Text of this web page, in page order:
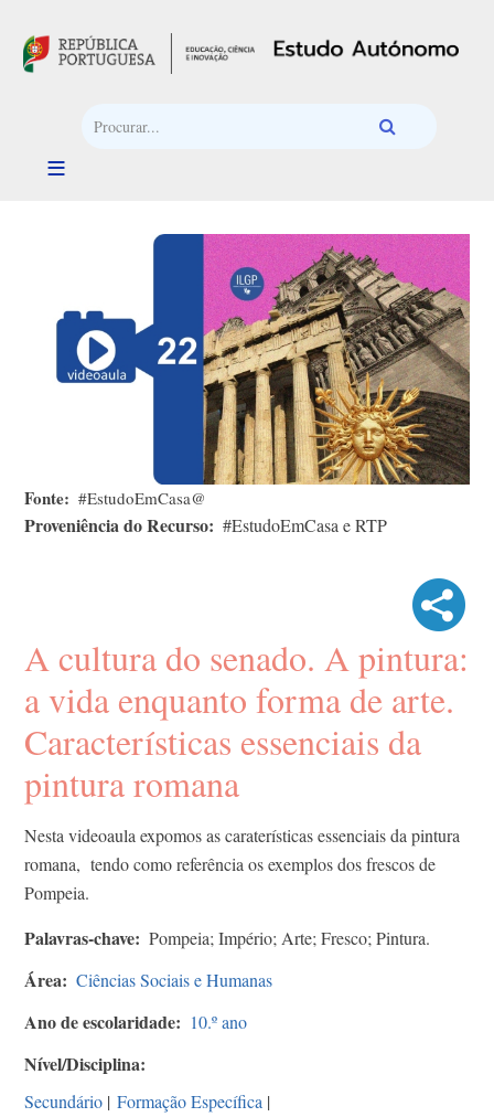
Fonte #EstudoEmCasa@
Proveniência do Recurso #EstudoEmCasa e RTP
A cultura do senado. A pintura:
a vida enquanto forma de arte.​
Características essenciais da
pintura romana
Nesta videoaula expomos as caraterísticas essenciais da pintura
romana, tendo como referência os exemplos dos frescos de
Pompeia.
Palavras-chave Pompeia; Império; Arte; Fresco; Pintura.
Área Ciências Sociais e Humanas
Ano de escolaridade 10.º ano
Nível/Disciplina
Secundário | Formação Específica |